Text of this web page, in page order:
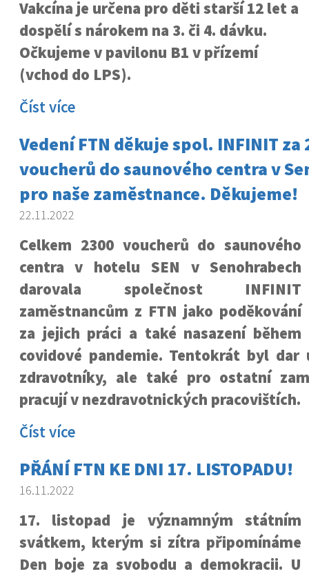
Vakcína je určena pro děti starší 12 let a
dospělí s nárokem na 3. či 4. dávku.
Očkujeme v pavilonu B1 v přízemí
(vchod do LPS).
Číst více
Vedení FTN děkuje spol. INFINIT za
voucherů do saunového centra v
pro naše zaměstnance. Děkujeme!
22.11.2022
Celkem 2300 voucherů do saunového
centra v hotelu SEN v Senohrabech
darovala společnost INFINIT
zaměstnancům z FTN jako poděkování
za jejich práci a také nasazení během
covidové pandemie. Tentokrát byl dar
zdravotníky, ale také pro ostatní
pracují v nezdravotnických pracovištích.
Číst více
PŘÁNÍ FTN KE DNI 17. LISTOPADU!
16.11.2022
17. listopad je významným státním
svátkem, kterým si zítra připomínáme
Den boje za svobodu a demokracii. U